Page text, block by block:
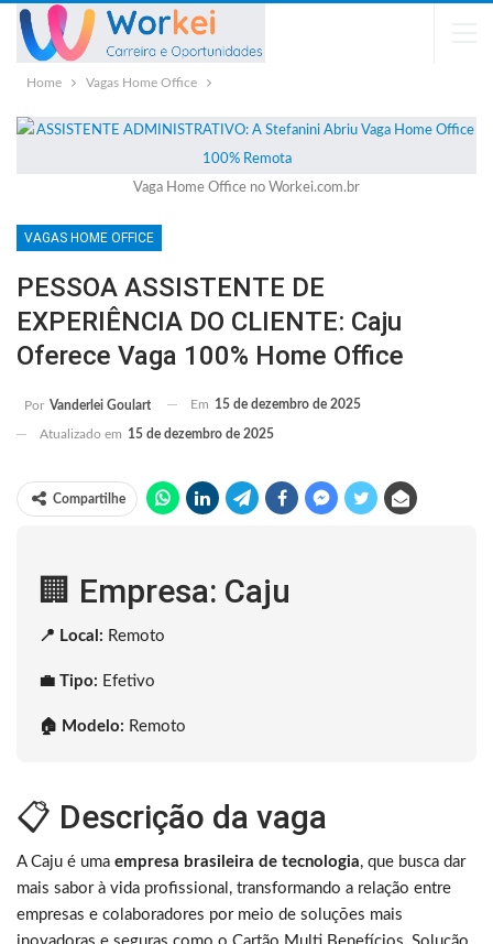
Home Vagas Home Office
Vaga Home Office no Workei.com.br
VAGAS HOME OFFICE
PESSOA ASSISTENTE DE
EXPERIÊNCIA DO CLIENTE: Caju
Oferece Vaga 100% Home Office
Por Vanderlei Goulart Em 15 de dezembro de 2025
Atualizado em 15 de dezembro de 2025
Compartilhe
🏢 Empresa: Caju
📍 Local: Remoto
💼 Tipo: Efetivo
🏠 Modelo: Remoto
📋 Descrição da vaga
A Caju é uma empresa brasileira de tecnologia, que busca dar
mais sabor à vida profissional, transformando a relação entre
empresas e colaboradores por meio de soluções mais